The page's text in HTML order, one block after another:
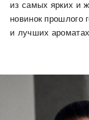
из самых ярких и
новинок прошлого
и лучших